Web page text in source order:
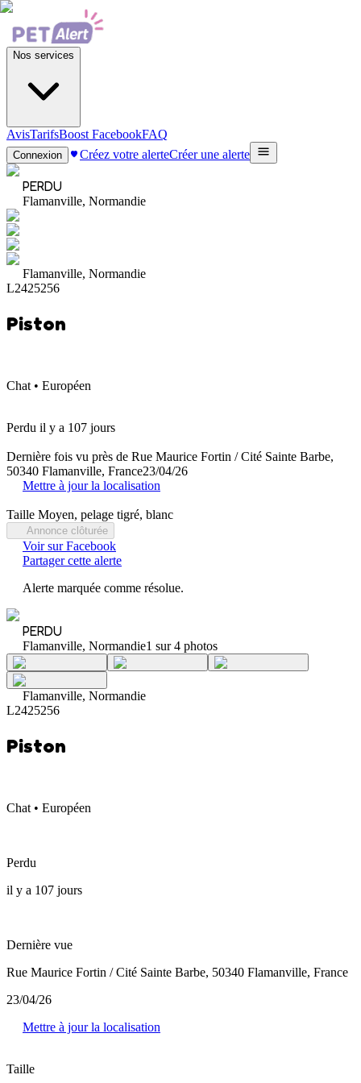
Nos services
AvisTarifsBoost FacebookFAQ
Connexion Créez votre alerteCréer une alerte
PERDU
Flamanville, Normandie
Flamanville, Normandie
L2425256
Piston
Chat • Européen
Perdu il y a 107 jours
Dernière fois vu près de Rue Maurice Fortin / Cité Sainte Barbe,
50340 Flamanville, France23/04/26
Mettre à jour la localisation
Taille Moyen, pelage tigré, blanc
Annonce clôturée
Voir sur Facebook
Partager cette alerte
Alerte marquée comme résolue.
PERDU
Flamanville, Normandie1 sur 4 photos
Flamanville, Normandie
L2425256
Piston
Chat • Européen
Perdu
il y a 107 jours
Dernière vue
Rue Maurice Fortin / Cité Sainte Barbe, 50340 Flamanville, France
23/04/26
Mettre à jour la localisation
Taille